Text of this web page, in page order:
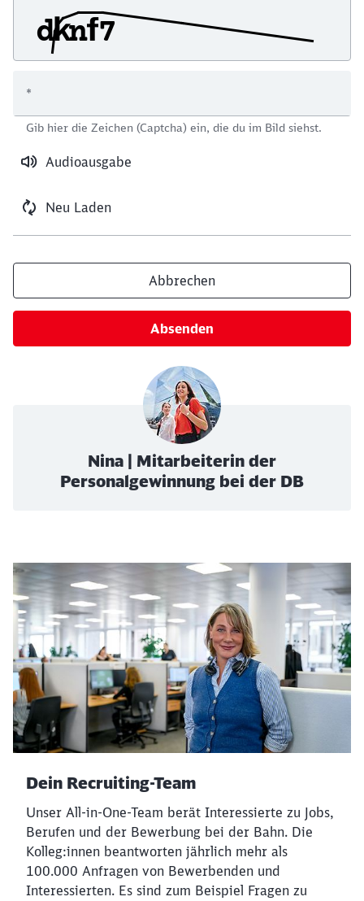
Audioausgabe
Neu Laden
*
Gib hier die Zeichen (Captcha) ein, die du im Bild siehst.
Abbrechen
Absenden
Nina | Mitarbeiterin der
Personalgewinnung bei der DB
Dein Recruiting-Team
Unser All-in-One-Team berät Interessierte zu Jobs,
Berufen und der Bewerbung bei der Bahn. Die
Kolleg:innen beantworten jährlich mehr als
100.000 Anfragen von Bewerbenden und
Interessierten. Es sind zum Beispiel Fragen zu
Schließen
Möchten Sie zuweitergeleitet